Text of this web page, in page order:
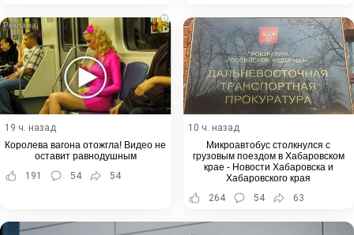
i
19 ч. назад
Королева вагона отожгла! Видео не
оставит равнодушным
191
54 54
10 ч. назад
Микроавтобус столкнулся с
грузовым поездом в Хабаровском
крае - Новости Хабаровска и
Хабаровского края
264
54 63